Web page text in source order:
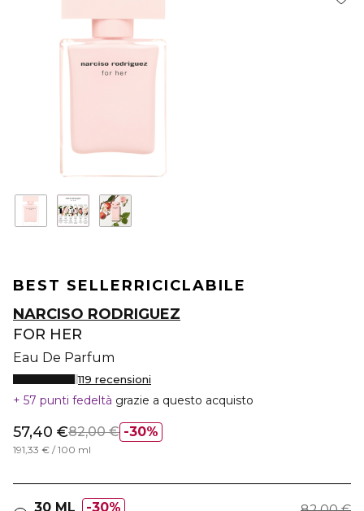
BEST SELLERRICICLABILE
NARCISO RODRIGUEZ
FOR HER
Eau De Parfum
119 recensioni
57 punti fedeltà grazie a questo acquisto
30%
57,40 €82,00 €
191,33 € / 100 ml
30 ML 30%